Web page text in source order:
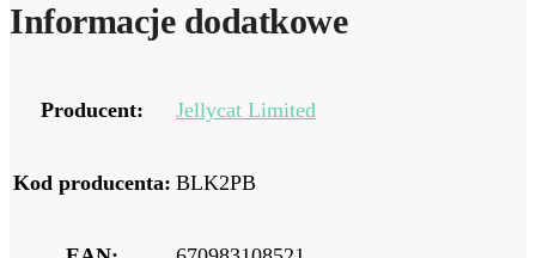
Informacje dodatkowe
Producent: Jellycat Limited
Kod producenta: BLK2PB